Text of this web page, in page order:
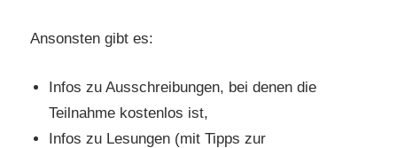
Ansonsten gibt es:
Infos zu Ausschreibungen, bei denen die
Teilnahme kostenlos ist,
Infos zu Lesungen (mit Tipps zur